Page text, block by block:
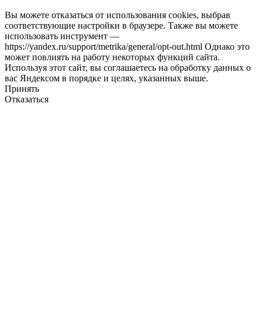
Вы можете отказаться от использования cookies, выбрав
соответствующие настройки в браузере. Также вы можете
использовать инструмент —
https://yandex.ru/support/metrika/general/opt-out.html Однако это
может повлиять на работу некоторых функций сайта.
Используя этот сайт, вы соглашаетесь на обработку данных о
вас Яндексом в порядке и целях, указанных выше.
Принять
Отказаться